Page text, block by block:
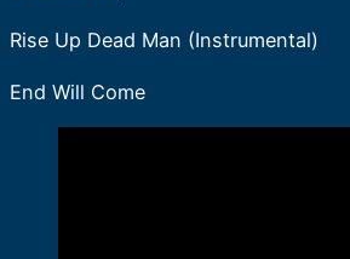
Rise Up Dead Man (Instrumental)
End Will Come